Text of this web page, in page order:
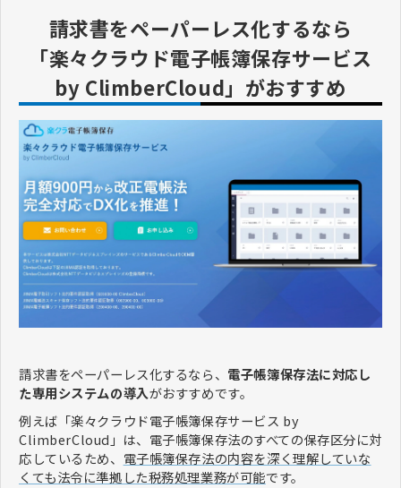
請求書をペーパーレス化するなら
「楽々クラウド電子帳簿保存サービス
by ClimberCloud」がおすすめ
請求書をペーパーレス化するなら、 電子帳簿保存法に対応し
た専用システムの導入がおすすめです。
例えば「楽々クラウド電子帳簿保存サービス by
ClimberCloud」は、電子帳簿保存法のすべての保存区分に対
応しているため、 電子帳簿保存法の内容を深く理解していな
くても法令に準拠した税務処理業務が可能です。